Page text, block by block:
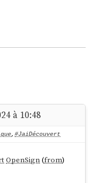
à 10:48
, #JaiDécouvert
OpenSign(from)